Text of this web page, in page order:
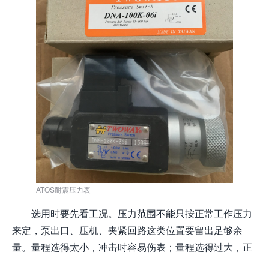
ATOS耐震压力表
选用时要先看工况。压力范围不能只按正常工作压力
来定，泵出口、压机、夹紧回路这类位置要留出足够余
量。量程选得太小，冲击时容易伤表；量程选得过大，正